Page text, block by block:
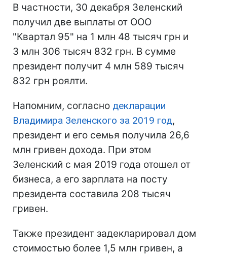
В частности, 30 декабря Зеленский
получил две выплаты от ООО
"Квартал 95" на 1 млн 48 тысяч грн и
3 млн 306 тысяч 832 грн. В сумме
президент получит 4 млн 589 тысяч
832 грн роялти.
Напомним, согласно декларации
Владимира Зеленского за 2019 год,
президент и его семья получила 26,6
млн гривен дохода. При этом
Зеленский с мая 2019 года отошел от
бизнеса, а его зарплата на посту
президента составила 208 тысяч
гривен.
Также президент задекларировал дом
стоимостью более 1,5 млн гривен, а